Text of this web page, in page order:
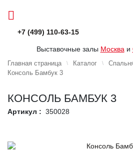
+7 (499) 110-63-15
Выставочные залы Москва и
Главная страница Каталог
Консоль Бамбук 3
КОНСОЛЬ БАМБУК 3
Артикул : 350028